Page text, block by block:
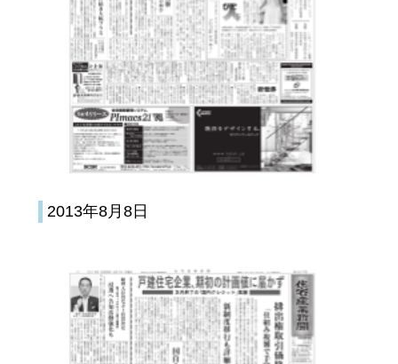
2013年8月8日